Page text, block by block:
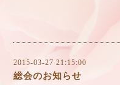
2015-03-27 21:15:00
総会のお知らせ